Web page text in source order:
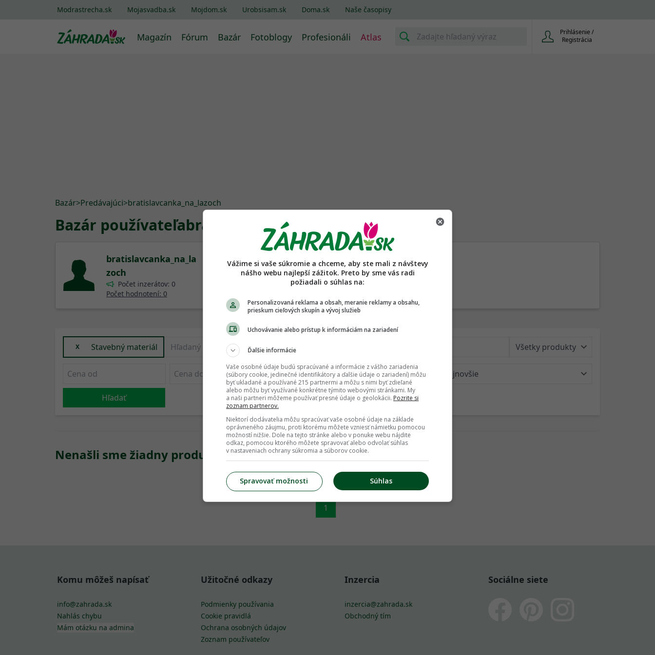
Modrastrecha.sk Mojasvadba.sk Mojdom.sk Urobsisam.sk Doma.sk Naše časopisy
Magazín Fórum Bazár Fotoblogy Profesionáli Atlas
Prihlásenie /
Registrácia
Bazár>Predávajúci>bratislavcanka_na_lazoch
Bazár používateľabratislavcanka_na_lazoch
bratislavcanka_na_la
zoch
Počet inzerátov: 0
Počet hodnotení: 0
Predávajúci nemá vyplnený popis a pravidlá.
X Stavebný materiál
Hľadať
Nenašli sme žiadny produkt
1
Komu môžeš napísať
info@zahrada.sk
Nahlás chybu
Mám otázku na admina
Užitočné odkazy
Podmienky používania
Cookie pravidlá
Ochrana osobných údajov
Zoznam používateľov
Inzercia
inzercia@zahrada.sk
Obchodný tím
Sociálne siete
Vážime si vaše súkromie a chceme, aby ste mali z návštevy
nášho webu najlepší zážitok. Preto by sme vás radi
požiadali o súhlas na:
Personalizovaná reklama a obsah, meranie reklamy a obsahu,
prieskum cieľových skupín a vývoj služieb
Uchovávanie alebo prístup k informáciám na zariadení
Ďalšie informácie
Vaše osobné údaje budú spracúvané a informácie z vášho zariadenia
(súbory cookie, jedinečné identifikátory a ďalšie údaje o zariadení) môžu
byť ukladané a používané 215 partnermi a môžu s nimi byť zdieľané
alebo môžu byť využívané konkrétne týmito webovými stránkami. My
a naši partneri môžeme používať presné údaje o geolokácii. Pozrite si
zoznam partnerov.
Niektorí dodávatelia môžu spracúvať vaše osobné údaje na základe
oprávneného záujmu, proti ktorému môžete vzniesť námietku pomocou
možností nižšie. Dole na tejto stránke alebo v ponuke webu nájdite
odkaz, pomocou ktorého môžete spravovať alebo odvolať súhlas
v nastaveniach ochrany súkromia a súborov cookie.
Súhlas
Spravovať možnosti